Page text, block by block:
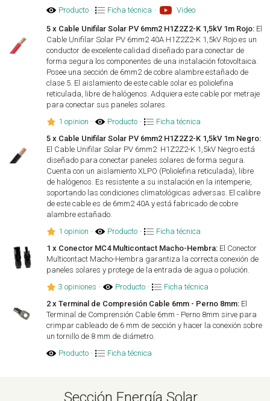
Producto · Ficha técnica · Video
5 x Cable Unifilar Solar PV 6mm2 H1Z2Z2-K 1,5kV 1m Rojo: El
Cable Unifilar Solar PV 6mm2 40A H1Z2Z2-K 1,5kV Rojo es un
conductor de excelente calidad diseñado para conectar de
forma segura los componentes de una instalación fotovoltaica.
Posee una sección de 6mm2 de cobre alambre estañado de
clase 5. El aislamiento de este cable solar es poliolefina
reticulada, libre de halógenos. Adquiera este cable por metraje
para conectar sus paneles solares.
1 opinion · Producto ·
Ficha técnica
5 x Cable Unifilar Solar PV 6mm2 H1Z2Z2-K 1,5kV 1m Negro:
El Cable Unifilar Solar PV 6mm2 H1Z2Z2-K 1,5kV Negro está
diseñado para conectar paneles solares de forma segura.
Cuenta con un aislamiento XLPO (Poliolefina reticulada), libre
de halógenos. Es resistente a su instalación en la intemperie,
soportando las condiciones climatológicas adversas. El calibre
de este cable es de 6mm2 40A y está fabricado de cobre
alambre estañado.
1 opinion · Producto ·
Ficha técnica
1 x Conector MC4 Multicontact Macho-Hembra: El Conector
Multicontact Macho-Hembra garantiza la correcta conexión de
paneles solares y protege de la entrada de agua o polución.
3 opiniones · Producto ·
Ficha técnica
2 x Terminal de Compresión Cable 6mm - Perno 8mm: El
Terminal de Comprensión Cable 6mm - Perno 8mm sirve para
crimpar cableado de 6 mm de sección y hacer la conexión sobre
un tornillo de 8 mm de diámetro.
Producto · Ficha técnica
Sección Energía Solar